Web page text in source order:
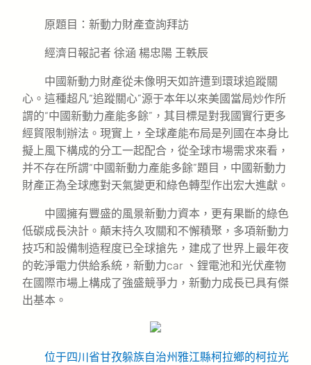
原題目：新動力財產查詢拜訪
經濟日報記者 徐涵 楊忠陽 王軼辰
中國新動力財產從未像明天如許遭到環球追蹤關
心。這種超凡“追蹤關心”源于本年以來美國當局炒作所
謂的“中國新動力產能多餘”，其目標是對我國實行更多
經貿限制辦法。現實上，全球產能布局是列國在本身比
擬上風下構成的分工一起配合，從全球市場需求來看，
并不存在所謂“中國新動力產能多餘”題目，中國新動力
財產正為全球應對天氣變更和綠色轉型作出宏大進獻。
中國擁有豐盛的風景新動力資本，更有果斷的綠色
低碳成長決計。顛末持久攻關和不懈積聚，多項新動力
技巧和設備制造程度已全球搶先，建成了世界上最年夜
的乾淨電力供給系統，新動力car 、鋰電池和光伏產物
在國際市場上構成了強盛競爭力，新動力成長已具有傑
出基本。
位于四川省甘孜躲族自治州雅江縣柯拉鄉的柯拉光